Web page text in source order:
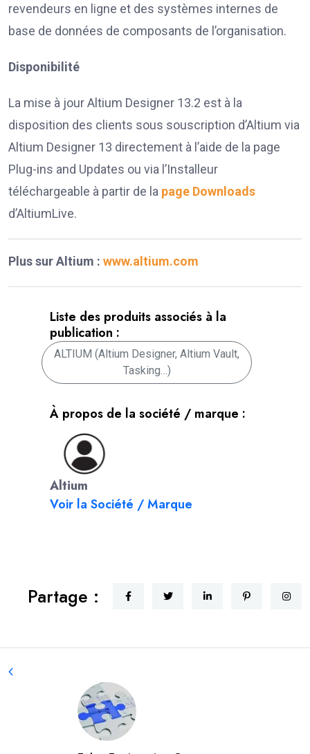
revendeurs en ligne et des systèmes internes de
base de données de composants de l’organisation.
Disponibilité
La mise à jour Altium Designer 13.2 est à la
disposition des clients sous souscription d’Altium via
Altium Designer 13 directement à l’aide de la page
Plug-ins and Updates ou via l’Installeur
téléchargeable à partir de la page Downloads
d’AltiumLive.
Plus sur Altium : www.altium.com
Liste des produits associés à la
publication :
ALTIUM (Altium Designer, Altium Vault,
Tasking…)
À propos de la société / marque :
Altium
Voir la Société / Marque
Partage :